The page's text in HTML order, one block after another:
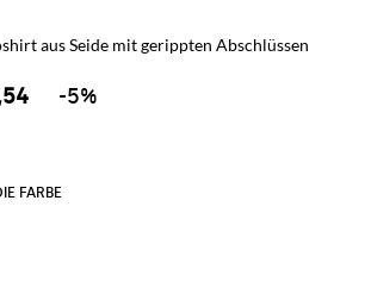
aus Seide mit gerippten Abschlüssen
-5%
FARBE